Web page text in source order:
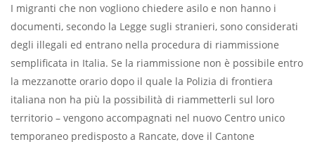
I migranti che non vogliono chiedere asilo e non hanno i
documenti, se­condo la Legge sugli stranieri, sono considerati
degli illegali ed entrano nella procedura di riammissione
sem­plificata in Italia. Se la riammissione non è possibile entro
la mezzanotte ­orario dopo il quale la Polizia di fron­tiera
italiana non ha più la possibilità di riammetterli sul loro
territorio – ven­gono accompagnati nel nuovo Centro unico
temporaneo predisposto a Ran­cate, dove il Cantone